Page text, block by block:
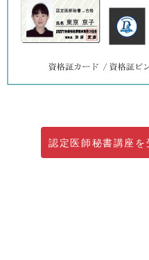
認定医師秘書講座